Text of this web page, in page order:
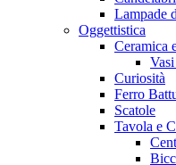
Lampade
Oggettistica
Ceramica
Curiosità
Ferro
Scatole
Tavola e